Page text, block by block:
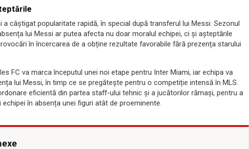
câștigat popularitate rapidă, în special după transferul lui Messi. Sezonul
lui Messi ar putea afecta nu doar moralul echipei, ci și așteptările
în încercarea de a obține rezultate favorabile fără prezența starului
FC va marca începutul unei noi etape pentru Inter Miami, iar echipa va
lui Messi, în timp ce se pregătește pentru o competiție intensă în MLS.
eficientă din partea staff-ului tehnic și a jucătorilor rămași, pentru a
în absența unei figuri atât de proeminente.